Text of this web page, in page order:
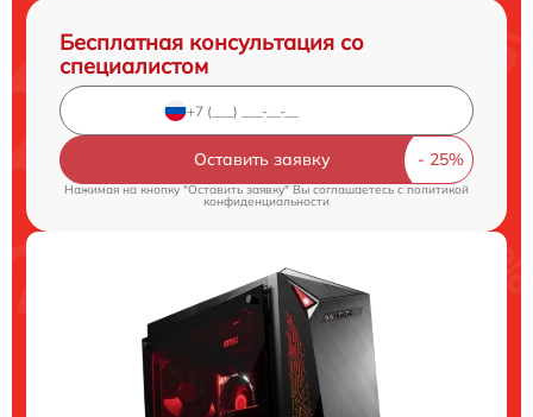
Бесплатная консультация со
специалистом
Оставить заявку
Нажимая на кнопку "Оставить заявку" Вы соглашаетесь cполитикой
конфиденциальности